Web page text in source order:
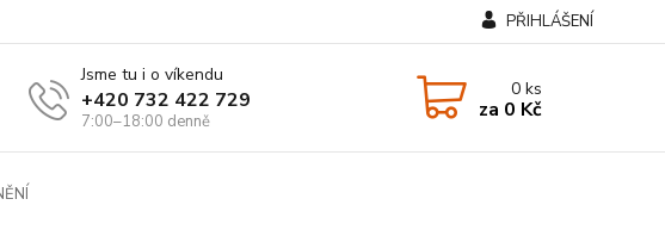
PŘIHLÁŠENÍ
Jsme tu i o víkendu
+420 732 422 729
7:00–18:00 denně
0ks
za 0 Kč